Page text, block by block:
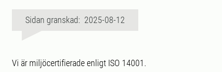
Sidan granskad: 2025-08-12
Vi är miljöcertifierade enligt ISO 14001.